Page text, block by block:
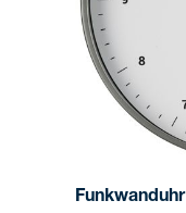
Funkwanduhr